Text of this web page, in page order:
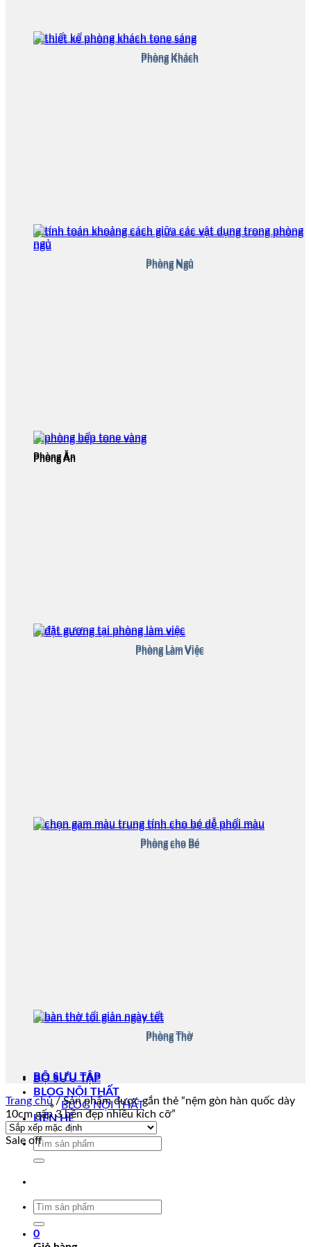
Phòng Khách
Phòng Ngủ
Phòng Ăn
Phòng Làm Việc
Phòng cho Bé
Phòng Thờ
BỘ SƯU TẬP
BLOG NỘI THẤT
BLOG NỘI THẤT
LIÊN HỆ
Tìm
Tìm
0
Phòng Khách
Phòng Ngủ
Phòng Ăn
Phòng Làm Việc
Phòng cho Bé
Phòng Thờ
BỘ SƯU TẬP
Trang chủ /Sản phẩm được gắn thẻ “nệm gòn hàn quốc dày
10cm gấp 3 bền đẹp nhiều kích cỡ”
Sale off